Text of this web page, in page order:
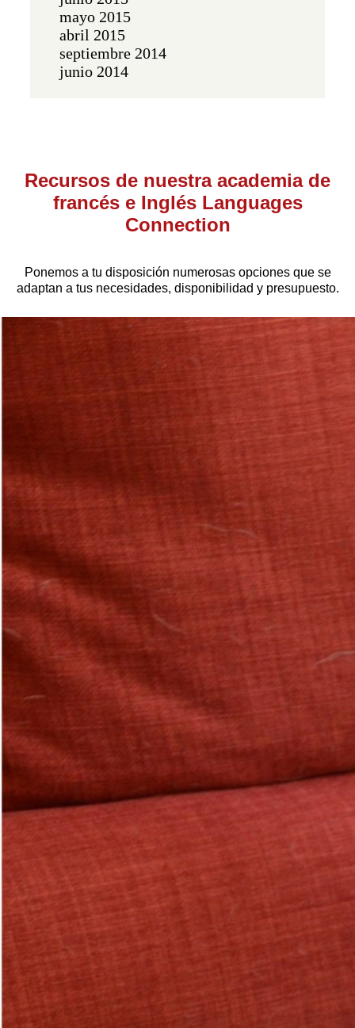
mayo 2015
abril 2015
septiembre 2014
junio 2014
Recursos de nuestra academia de
francés e Inglés Languages
Connection
Ponemos a tu disposición numerosas opciones que se
adaptan a tus necesidades, disponibilidad y presupuesto.